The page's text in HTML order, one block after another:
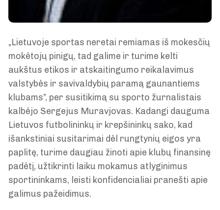
„Lietuvoje sportas neretai remiamas iš mokesčių
mokėtojų pinigų, tad galime ir turime kelti
aukštus etikos ir atskaitingumo reikalavimus
valstybės ir savivaldybių paramą gaunantiems
klubams”, per susitikimą su sporto žurnalistais
kalbėjo Sergejus Muravjovas. Kadangi dauguma
Lietuvos futbolininkų ir krepšininkų sako, kad
išankstiniai susitarimai dėl rungtynių eigos yra
paplitę, turime daugiau žinoti apie klubų finansinę
padėtį, užtikrinti laiku mokamus atlyginimus
sportininkams, leisti konfidencialiai pranešti apie
galimus pažeidimus.